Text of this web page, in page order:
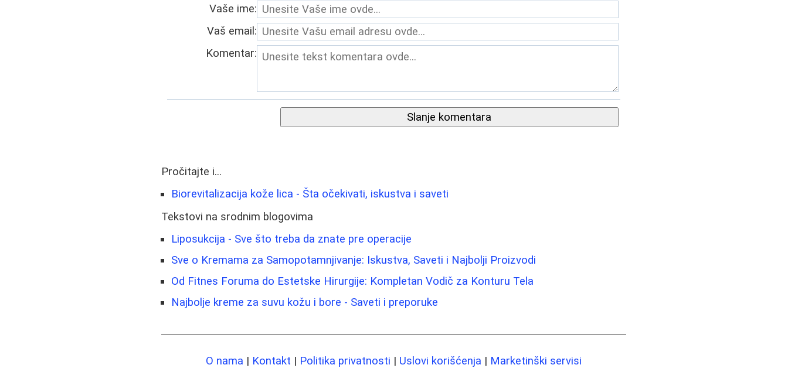
Vaše ime:
Vaš email:
Komentar:
Slanje komentara
Pročitajte i...
Biorevitalizacija kože lica - Šta očekivati, iskustva i saveti
Tekstovi na srodnim blogovima
Liposukcija - Sve što treba da znate pre operacije
Sve o Kremama za Samopotamnjivanje: Iskustva, Saveti i Najbolji Proizvodi
Od Fitnes Foruma do Estetske Hirurgije: Kompletan Vodič za Konturu Tela
Najbolje kreme za suvu kožu i bore - Saveti i preporuke
O nama | Kontakt | Politika privatnosti | Uslovi korišćenja | Marketinški servisi